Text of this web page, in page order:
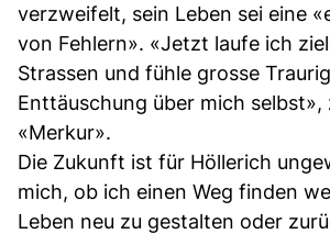
verzweifelt, sein Leben sei eine
von Fehlern». «Jetzt laufe ich
Strassen und fühle grosse
Enttäuschung über mich
«Merkur».
Die Zukunft ist für Höllerich
mich, ob ich einen Weg finden
Leben neu zu gestalten oder